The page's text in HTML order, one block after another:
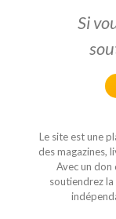
Si
Le site est une
des magazines,
Avec un
soutiendrez